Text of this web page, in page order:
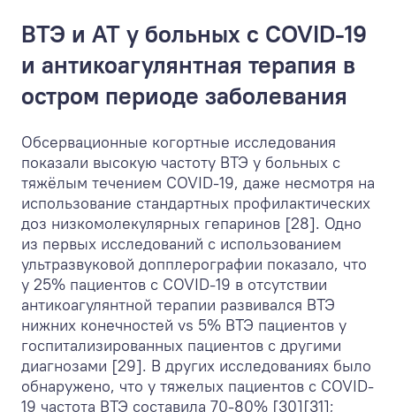
ВТЭ и АТ у больных с COVID-19
и антикоагулянтная терапия в
остром периоде заболевания
Обсервационные когортные исследования
показали высокую частоту ВТЭ у больных с
тяжёлым течением COVID-19, даже несмотря на
использование стандартных профилактических
доз низкомолекулярных гепаринов [28]. Одно
из первых исследований с использованием
ультразвуковой допплерографии показало, что
у 25% пациентов с COVID-19 в отсутствии
антикоагулянтной терапии развивался ВТЭ
нижних конечностей vs 5% ВТЭ пациентов у
госпитализированных пациентов с другими
диагнозами [29]. В других исследованиях было
обнаружено, что у тяжелых пациентов с COVID-
19 частота ВТЭ составила 70-80% [30][31];